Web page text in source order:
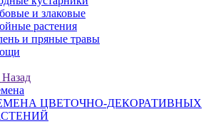
и злаковые
растения
и пряные травы
Назад
ЦВЕТОЧНО-ДЕКОРАТИВНЫХ